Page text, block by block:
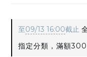
至09/13 16:00截止
指定分類，滿額